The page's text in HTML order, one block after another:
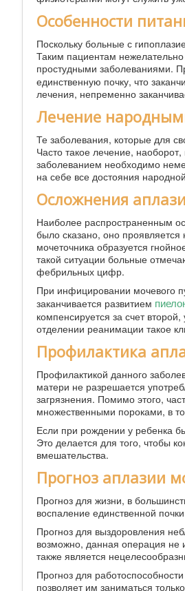
Особенности
Поскольку больные с
Таким пациентам
простудными заболеваниями.
единственную почку, что
лечения, непременно
Лечение
Те заболевания, которые для
Часто такое лечение,
заболеванием необходимо
на себе все достояния
Осложнения
Наиболее распространенным
было сказано, оно
мочеточника образуется
такой ситуации больные
фебрильных цифр.
При инфицировании мочевого
заканчивается развитием
компенсируется за счет
отделении реанимации такое
Профилактика
Профилактикой данного
матери не разрешается
загрязнения. Помимо этого,
множественными пороками, в
Если при рождении у ребенка
Это делается для того, чтобы
вмешательства.
Прогноз аплазии
Прогноз для жизни, в
воспаление единственной
Прогноз для выздоровления
возможно, данная операция не
также является
Прогноз для
позволяет им заниматься